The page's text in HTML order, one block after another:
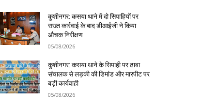
कुशीनगर: कसया थाने में दो सिपाहियों पर
सख्त कार्रवाई के बाद डीआईजी ने किया
औचक निरीक्षण
05/08/2026
कुशीनगर: कसया थाने के सिपाही पर ढाबा
संचालक से लड़की की डिमांड और मारपीट पर
बड़ी कार्यवाही
05/08/2026